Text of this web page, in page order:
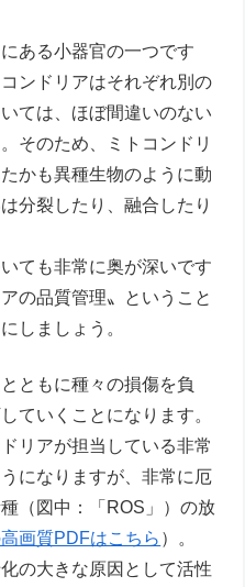
ある小器官の一つです
ンドリアはそれぞれ別の
ては、ほぼ間違いのない
そのため、ミトコンドリ
かも異種生物のように動
分裂したり、融合したり
ても非常に奥が深いです
の品質管理〟ということ
しましょう。
ともに種々の損傷を負
ていくことになります。
リアが担当している非常
になりますが、非常に厄
（図中：「ROS」）の放
画質PDFはこちら ）。
の大きな原因として活性